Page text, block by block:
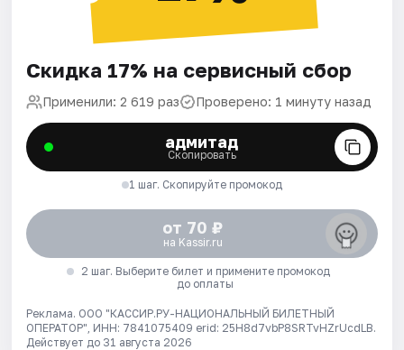
Скидка 17% на сервисный сбор
Применили: 2 619 раз Проверено: 1 минуту назад
адмитад
Скопировать
1 шаг. Скопируйте промокод
от 70 ₽
на Kassir.ru
2 шаг. Выберите билет и примените промокод
до оплаты
Реклама. ООО "КАССИР.РУ-НАЦИОНАЛЬНЫЙ БИЛЕТНЫЙ
ОПЕРАТОР", ИНН: 7841075409 erid: 25H8d7vbP8SRTvHZrUcdLB.
Действует до 31 августа 2026